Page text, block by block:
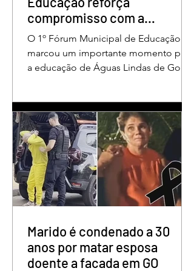
compromisso com a
valorização dos educadores
em Águas Lindas
O 1º Fórum Municipal de Educação
marcou um importante momento para
a educação de Águas Lindas de Goiás,
para promover conhecimento,
reflexão, troca de experiências e
valorização daqueles que exercem um
papel fundamental na formação das
futuras gerações. Durante o evento, o
secretário municipal de Educação,
Denildson Oliveira, destacou que o
aos educadores muito mais do que
Marido é condenado a 30
anos por matar esposa
doente a facada em GO